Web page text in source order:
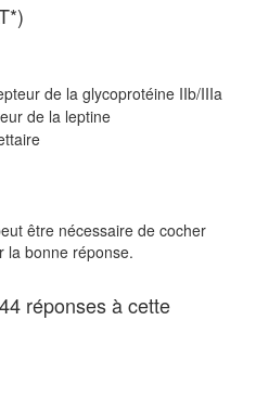
de la glycoprotéine IIb/IIIa
de la leptine
être nécessaire de cocher
la bonne réponse.
réponses à cette